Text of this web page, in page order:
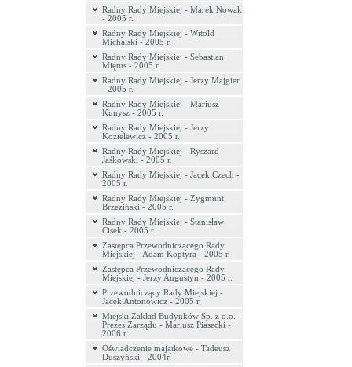
Radny Rady Miejskiej - Marek Nowak
- 2005 r.
Radny Rady Miejskiej - Witold
Michalski - 2005 r.
Radny Rady Miejskiej - Sebastian
Miętus - 2005 r.
Radny Rady Miejskiej - Jerzy Majgier
- 2005 r.
Radny Rady Miejskiej - Mariusz
Kunysz - 2005 r.
Radny Rady Miejskiej - Jerzy
Kozielewicz - 2005 r.
Radny Rady Miejskiej - Ryszard
Jaśkowski - 2005 r.
Radny Rady Miejskiej - Jacek Czech -
2005 r.
Radny Rady Miejskiej - Zygmunt
Brzeziński - 2005 r.
Radny Rady Miejskiej - Stanisław
Cisek - 2005 r.
Zastępca Przewodniczącego Rady
Miejskiej - Adam Koptyra - 2005 r.
Zastępca Przewodniczącego Rady
Miejskiej - Jerzy Augustyn - 2005 r.
Przewodniczący Rady Miejskiej -
Jacek Antonowicz - 2005 r.
Miejski Zakład Budynków Sp. z o.o. -
Prezes Zarządu - Mariusz Piasecki -
2006 r.
Oświadczenie majątkowe - Tadeusz
Duszyński - 2004r.